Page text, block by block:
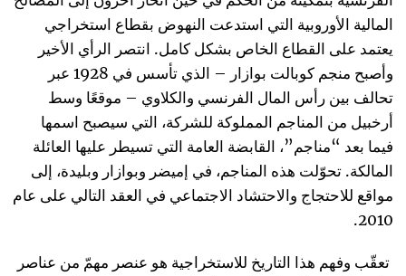
المالية الأوروبية التي استدعت النهوض بقطاع استخراجي
يعتمد على القطاع الخاص بشكل كامل. انتصر الرأي الأخير
وأصبح منجم كوبالت بوازار – الذي تأسس في 1928 عبر
تحالف بين رأس المال الفرنسي والكلاوي – موقعًا وسط
أرخبيل من المناجم المملوكة للشركة، التي سيصبح اسمها
فيما بعد “مناجم”، القابضة العامة التي تسيطر عليها العائلة
المالكة. تحوّلت هذه المناجم، في إميضر وبوازار وبليدة، إلى
مواقع للاحتجاج والاحتشاد الاجتماعي في العقد التالي على عام
2010.
تعقّب وفهم هذا التاريخ للاستخراجية هو عنصر مهمّ من عناصر